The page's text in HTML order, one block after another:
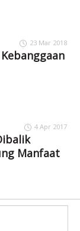
23 Mar 2018
4 Apr 2017
Manfaat